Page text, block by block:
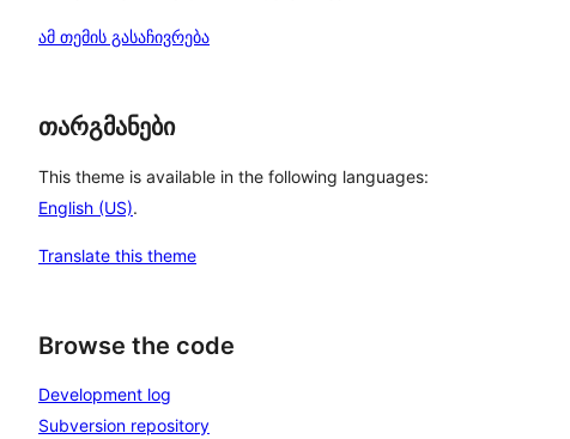
ამ თემის გასაჩივრება
თარგმანები
This theme is available in the following languages:
English (US).
Translate this theme
Browse the code
Development log
Subversion repository